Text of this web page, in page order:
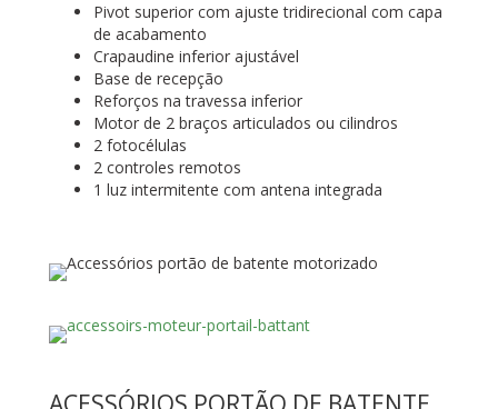
Pivot superior com ajuste tridirecional com capa
de acabamento
Crapaudine inferior ajustável
Base de recepção
Reforços na travessa inferior
Motor de 2 braços articulados ou cilindros
2 fotocélulas
2 controles remotos
1 luz intermitente com antena integrada